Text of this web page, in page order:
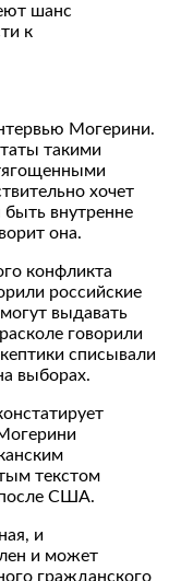
шанс
к
Могерини.
такими
хочет
внутренне
она.
конфликта
российские
выдавать
говорили
списывали
выборах.
текстом
после США.
и
и может
гражданского